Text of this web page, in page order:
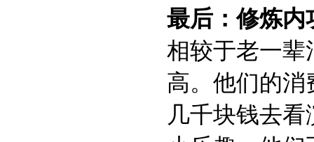
最后：修炼内
相较于老一辈
高。他们的消
几千块钱去